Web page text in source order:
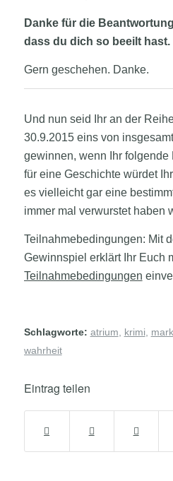
Danke für die
dass du dich so beeilt hast.
Gern geschehen. Danke.
Und nun seid Ihr an der
30.9.2015 eins von
gewinnen, wenn Ihr folgende
für eine Geschichte würdet
es vielleicht gar eine
immer mal verwurstet haben
Teilnahmebedingungen: Mit
Gewinnspiel erklärt Ihr Euch
Teilnahmebedingungen
Schlagworte: atrium krimi
wahrheit
Eintrag teilen